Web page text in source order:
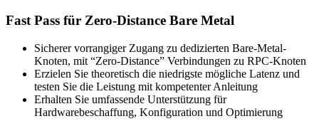
Fast Pass für Zero-Distance Bare Metal
Sicherer vorrangiger Zugang zu dedizierten Bare-Metal-
Knoten, mit “Zero-Distance” Verbindungen zu RPC-Knoten
Erzielen Sie theoretisch die niedrigste mögliche Latenz und
testen Sie die Leistung mit kompetenter Anleitung
Erhalten Sie umfassende Unterstützung für
Hardwarebeschaffung, Konfiguration und Optimierung